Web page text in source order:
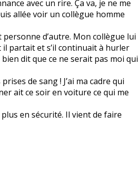
avec un rire. Ça va, je ne me
allée voir un collègue homme
d’autre. Mon collègue lui
il partait et s’il continuait à hurler
dit que ce ne serait pas moi qui
de sang ! J’ai ma cadre qui
ait ce soir en voiture ce qui me
en sécurité. Il vient de faire